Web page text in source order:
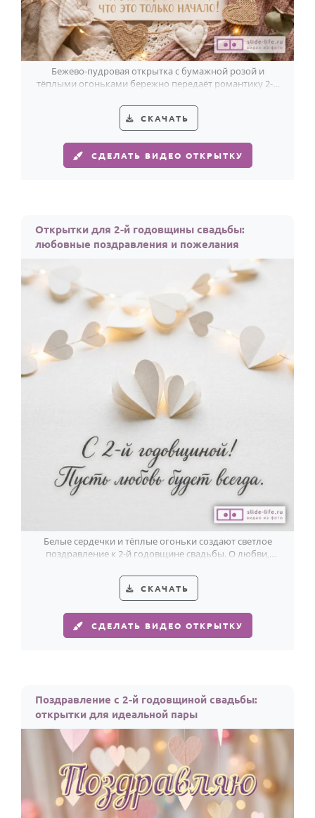
Бежево-пудровая открытка с бумажной розой и
тёплыми огоньками бережно передаёт романтику 2-й
СКАЧАТЬ
СДЕЛАТЬ ВИДЕО ОТКРЫТКУ
Открытки для 2-й годовщины свадьбы:
любовные поздравления и пожелания
Белые сердечки и тёплые огоньки создают светлое
поздравление к 2-й годовщине свадьбы. О любви,
СКАЧАТЬ
СДЕЛАТЬ ВИДЕО ОТКРЫТКУ
Поздравление с 2-й годовщиной свадьбы:
открытки для идеальной пары